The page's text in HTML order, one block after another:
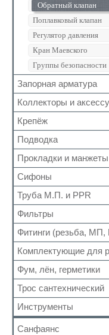
Обратный клапан
Поплавковый клапан
Регулятор давления
Кран Маевского
Группы безопасности
Запорная арматура
Кран шаровый для
Кран с американкой
Краны прочие
Краны для бытовой
Для радиаторов
Дачные краны
Кран шаровый для газа
Запчасти для кранов
Коллекторы и
Аксессуары для
Коллекторные группы
Коллекторы
Крепёж
Для труб
Для радиатора
Прочий
Подводка
Газ
Газ сильфон
Вода
Вода сильфон
Вода гигант
к смесителю
к смесителю сильфон
Медь
Шланги для
машин
Прокладки и манжеты
Прокладки
Для радиаторов
Сальники
Манжеты для
Наборы
Сифоны
Выпуск
Донный клапан
Колено
Сифон
Обвязка для ванн
Трапы
Трубка
Гофра для сифона
Труба М.П. и PPR
Металлопластиковая
Полипропиленовая
Фильтры
Для обратного
Косой
Прямой
Самопромывной
Другие
Фитинги (резьба,
Резьбовые
Для МП труб
Для PPR труб
Для
Комплектующие для
Наборы
Комплектующие
Краны Маевского
Кронштейны
Фум, лён, герметики
ФУМ
Нить
Лён
Трос сантехнический
Инструменты
Санфаянс